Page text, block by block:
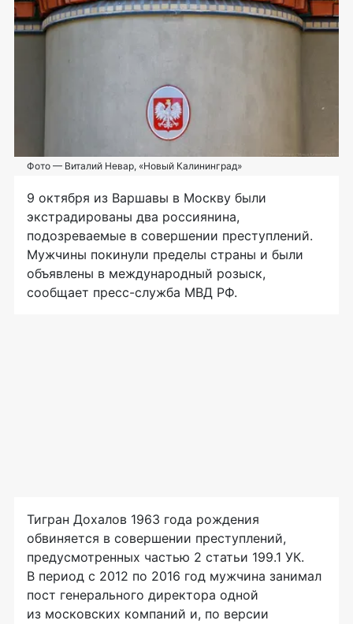
Фото — Виталий Невар, «Новый Калининград»
9 октября из Варшавы в Москву были
экстрадированы два россиянина,
подозреваемые в совершении преступлений.
Мужчины покинули пределы страны и были
объявлены в международный розыск,
сообщает пресс-служба МВД РФ.
Тигран Дохалов 1963 года рождения
обвиняется в совершении преступлений,
предусмотренных частью 2 статьи 199.1 УК.
В период с 2012 по 2016 год мужчина занимал
пост генерального директора одной
из московских компаний и, по версии